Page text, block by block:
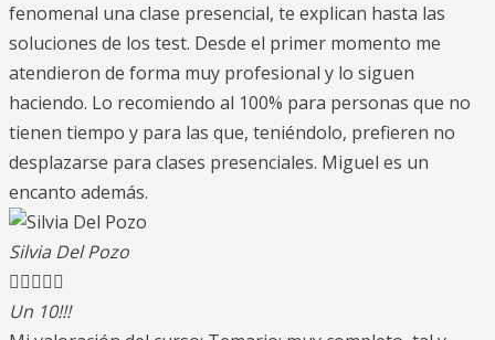
fenomenal una clase presencial, te explican hasta las
soluciones de los test. Desde el primer momento me
atendieron de forma muy profesional y lo siguen
haciendo. Lo recomiendo al 100% para personas que no
tienen tiempo y para las que, teniéndolo, prefieren no
desplazarse para clases presenciales. Miguel es un
encanto además.
Silvia Del Pozo

Un 10!!!